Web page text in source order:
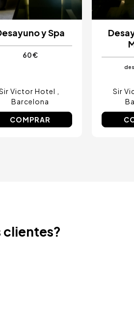
y Spa
60 €
Victor Hotel
Barcelona
COMPRAR
Sir
clientes?